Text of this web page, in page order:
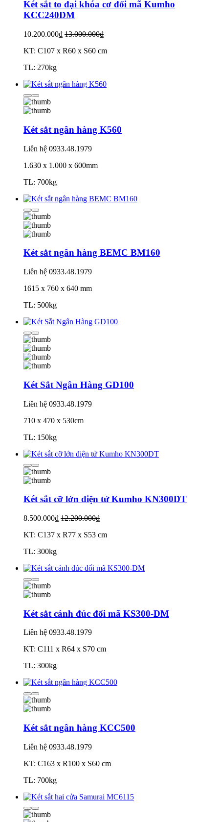
Két sắt to đại khóa cơ đổi mã Kumho
KCC240DM
10.200.000₫ 13.000.000₫
KT: C107 x R60 x S60 cm
TL: 270kg
Két sắt ngân hàng K560
Liên hệ 0933.48.1979
1.630 x 1.000 x 600mm
TL: 700kg
Két sắt ngân hàng BEMC BM160
Liên hệ 0933.48.1979
1615 x 760 x 640 mm
TL: 500kg
Két Sắt Ngân Hàng GD100
Liên hệ 0933.48.1979
710 x 470 x 530cm
TL: 150kg
Két sắt cỡ lớn điện tử Kumho KN300DT
8.500.000₫ 12.200.000₫
KT: C137 x R77 x S53 cm
TL: 300kg
Két sắt cánh đúc đổi mã KS300-DM
Liên hệ 0933.48.1979
KT: C111 x R64 x S70 cm
TL: 300kg
Két sắt ngân hàng KCC500
Liên hệ 0933.48.1979
KT: C163 x R100 x S60 cm
TL: 700kg